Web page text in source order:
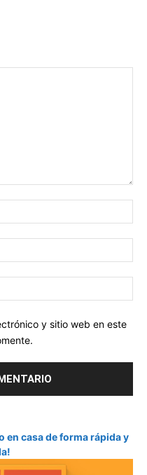
y sitio web en este
en casa de forma rápida y